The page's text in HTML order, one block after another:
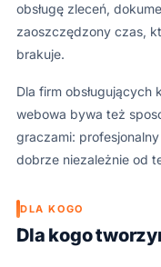
obsługę zleceń,
zaoszczędzony czas,
brakuje.
Dla firm obsługujących
webowa bywa też
graczami:
dobrze niezależnie od
DLA KOGO
Dla kogo